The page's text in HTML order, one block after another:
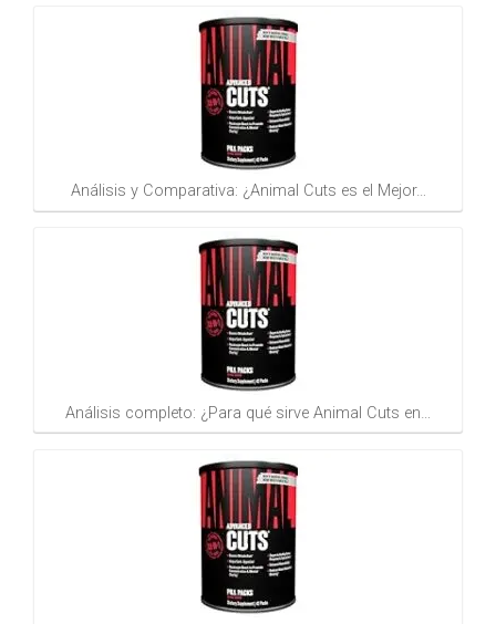
Análisis y Comparativa: ¿Animal Cuts es el Mejor…
Análisis completo: ¿Para qué sirve Animal Cuts en…